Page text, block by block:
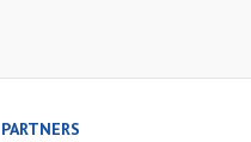
PARTNERS